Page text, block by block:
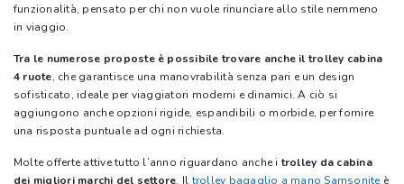
funzionalità, pensato per chi non vuole rinunciare allo stile nemmeno
in viaggio.
Tra le numerose proposte è possibile trovare anche il trolley cabina
4 ruote, che garantisce una manovrabilità senza pari e un design
sofisticato, ideale per viaggiatori moderni e dinamici. A ciò si
aggiungono anche opzioni rigide, espandibili o morbide, per fornire
una risposta puntuale ad ogni richiesta.
Molte offerte attive tutto l’anno riguardano anche itrolley da cabina
dei migliori marchi del settore. Il trolley bagaglio a mano Samsoniteè